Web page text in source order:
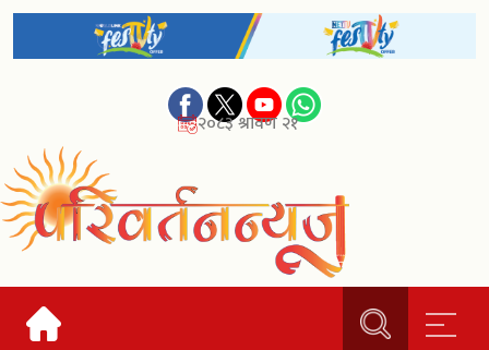
२०८३ श्रावण २१